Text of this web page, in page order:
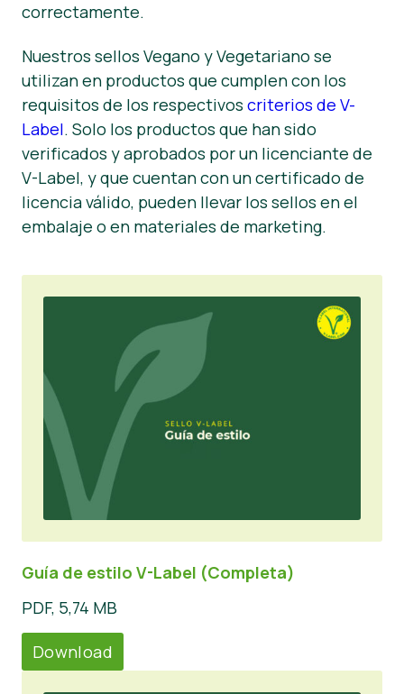
Área de clientes
Noticias
Prensa
correctamente.
Nuestros sellos Vegano y Vegetariano se
utilizan en productos que cumplen con los
requisitos de los respectivos criterios de V-
Label. Solo los productos que han sido
verificados y aprobados por un licenciante de
V-Label, y que cuentan con un certificado de
licencia válido, pueden llevar los sellos en el
embalaje o en materiales de marketing.
Guía de estilo V-Label (Completa)
PDF, 5,74 MB
Download